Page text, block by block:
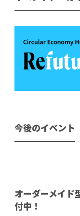
今後のイベント
オーダーメイド
付中！